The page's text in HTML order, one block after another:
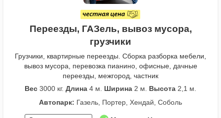
Переезды, ГАЗель, вывоз мусора,
грузчики
Грузчики, квартирные переезды. Сборка разборка мебели,
вывоз мусора, перевозка пианино, офисные, дачные
переезды, межгород, частник
Вес 3000 кг. Длина 4 м. Ширина 2 м. Высота 2,1 м.
Автопарк: Газель, Портер, Хендай, Соболь